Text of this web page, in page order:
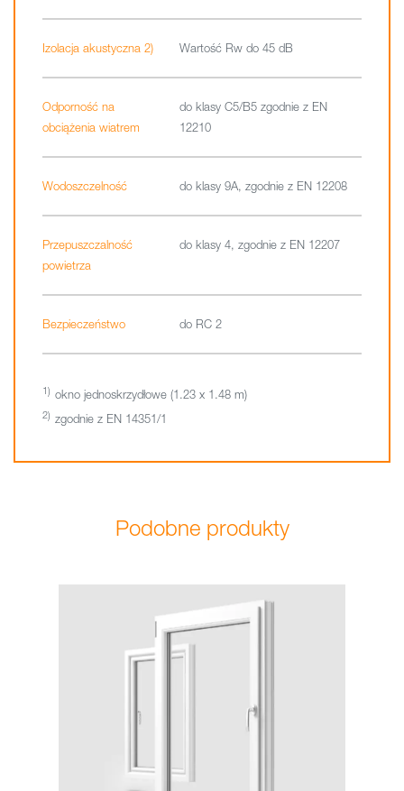
Izolacja akustyczna 2) Wartość Rw do 45 dB
Odporność na
obciążenia wiatrem
do klasy C5/B5 zgodnie z EN
12210
Wodoszczelność do klasy 9A, zgodnie z EN 12208
Przepuszczalność
powietrza
do klasy 4, zgodnie z EN 12207
Bezpieczeństwo do RC 2
okno jednoskrzydłowe (1.23 x 1.48 m)
zgodnie z EN 14351/1
Podobne produkty